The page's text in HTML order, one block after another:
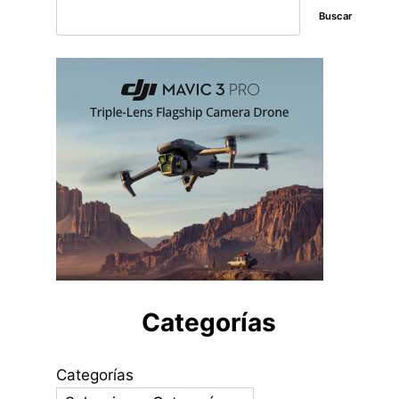
Buscar
Categorías
Categorías